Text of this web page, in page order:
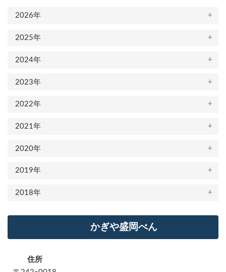
2026年
2025年
2024年
2023年
2022年
2021年
2020年
2019年
2018年
かぎや盛岡べん
住所